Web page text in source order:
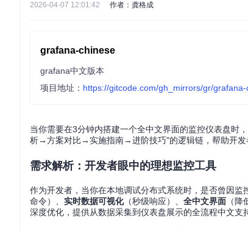
2026-04-07 12:01:42 作者：龚格成
grafana-chinese
grafana中文版本
项目地址： https://gitcode.com/gh_mirrors/gr/
当你需要在3分钟内搭建一个全中文界面的监控仪表盘时
析→方案对比→实施指南→进阶技巧"的逻辑链，帮助开发
需求解析：开发者眼中的理想监控工具
作为开发者，当你在本地调试分布式系统时，是否曾因
命令）、 实时数据可视化（秒级响应）、 全中文界面 （
深度优化，提供从数据采集到仪表盘展示的全流程中文支